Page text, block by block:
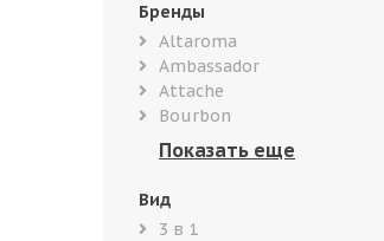
Бренды
Altaroma
Ambassador
Attache
Bourbon
Вид
3 в 1